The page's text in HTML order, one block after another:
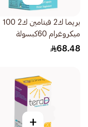
بريما ك2 فيتامين ك2 100
ميكروغرام 60كبسولة
68.48
+